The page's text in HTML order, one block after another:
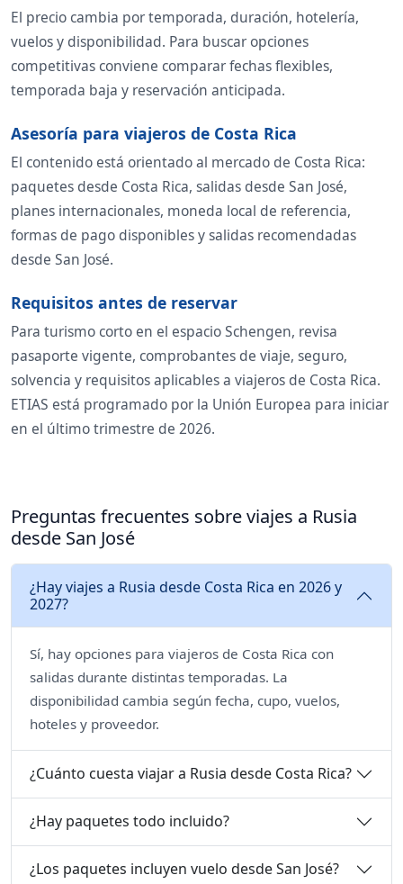
El precio cambia por temporada, duración, hotelería,
vuelos y disponibilidad. Para buscar opciones
competitivas conviene comparar fechas flexibles,
temporada baja y reservación anticipada.
Asesoría para viajeros de Costa Rica
El contenido está orientado al mercado de Costa Rica:
paquetes desde Costa Rica, salidas desde San José,
planes internacionales, moneda local de referencia,
formas de pago disponibles y salidas recomendadas
desde San José.
Requisitos antes de reservar
Para turismo corto en el espacio Schengen, revisa
pasaporte vigente, comprobantes de viaje, seguro,
solvencia y requisitos aplicables a viajeros de Costa Rica.
ETIAS está programado por la Unión Europea para iniciar
en el último trimestre de 2026.
Preguntas frecuentes sobre viajes a Rusia
desde San José
¿Hay viajes a Rusia desde Costa Rica en 2026 y
2027?
Sí, hay opciones para viajeros de Costa Rica con
salidas durante distintas temporadas. La
disponibilidad cambia según fecha, cupo, vuelos,
hoteles y proveedor.
¿Cuánto cuesta viajar a Rusia desde Costa Rica?
¿Hay paquetes todo incluido?
¿Los paquetes incluyen vuelo desde San José?